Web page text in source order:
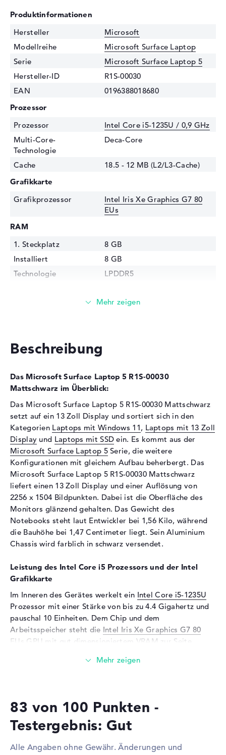
Produktinformationen
Hersteller
Microsoft
Modellreihe
Microsoft Surface Laptop
Serie
Microsoft Surface Laptop 5
Hersteller-ID
R1S-00030
EAN
0196388018680
Prozessor
Prozessor
Intel Core i5-1235U / 0,9 GHz
Multi-Core-
Technologie
Deca-Core
Cache
18.5 - 12 MB (L2/L3-Cache)
Grafikkarte
Grafikprozessor
Intel Iris Xe Graphics G7 80
EUs
RAM
1. Steckplatz
8 GB
Installiert
8 GB
Technologie
LPDDR5
512 GB SSD
Display
Display-Typ
13,5" TFT
Max. Auflösung
2256 x 1504
Besonderheiten
Multi-Touchscreen, glänzend,
LED-Hintergrundbeleuchtung,
Gorilla Glass 3, Dolby Vision,
farbkalibriert, sRGB
Audio
Soundkarte
Dolby Audio Premium
Sensorauflösung
0,9 MP
Eingabegeräte
Touchscreen, Stiftbasiert,
Tastatur
Beleuchtet (hintergrund)
Netzwerk
WLAN
802.11a, 802.11ac, 802.11ax,
802.11b, 802.11g, 802.11n
Typ A
Video
1 x DisplayPort über USB-C
(Kopfhörer/Mikrofon)
Beschreibung
Das Microsoft Surface Laptop 5 R1S-00030
Mattschwarz im Überblick:
Das Microsoft Surface Laptop 5 R1S-00030 Mattschwarz
setzt auf ein 13 Zoll Display und sortiert sich in den
Kategorien Laptops mit Windows 11, Laptops mit 13 Zoll
Display und Laptops mit SSD ein. Es kommt aus der
Microsoft Surface Laptop 5Serie, die weitere
Konfigurationen mit gleichem Aufbau beherbergt. Das
Microsoft Surface Laptop 5 R1S-00030 Mattschwarz
liefert einen 13 Zoll Display und einer Auflösung von
2256 x 1504 Bildpunkten. Dabei ist die Oberfläche des
Monitors glänzend gehalten. Das Gewicht des
Notebooks steht laut Entwickler bei 1,56 Kilo, während
die Bauhöhe bei 1,47 Centimeter liegt. Sein Aluminium
Chassis wird farblich in schwarz versendet.
Leistung des Intel Core i5 Prozessors und der Intel
Grafikkarte
Im Inneren des Gerätes werkelt ein Intel Core i5-1235U
Prozessor mit einer Stärke von bis zu 4.4 Gigahertz und
pauschal 10 Einheiten. Dem Chip und dem
Arbeitsspeicher steht die Intel Iris Xe Graphics G7 80
EUs
GPU mit gut dimensioniertem VRAM zur Seite.
Wieviel Speicher hat das Microsoft Surface Laptop 5
Arbeitsspeicher (RAM) eingesetzt. Der Entwickler
Betriebssystem und allgemeine Ordner sitzen auf einer
83 von 100 Punkten -
Testergebnis: Gut
Alle Angaben ohne Gewähr. Änderungen und